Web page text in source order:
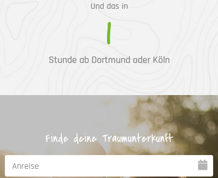
Und das in
1
Stunde ab Dortmund oder Köln
Finde deine Traumunterkunft